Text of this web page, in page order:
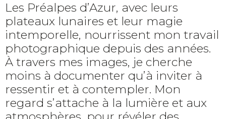
Les Préalpes d’Azur, avec leurs
plateaux lunaires et leur magie
intemporelle, nourrissent mon travail
photographique depuis des années.
À travers mes images, je cherche
moins à documenter qu’à inviter à
ressentir et à contempler. Mon
regard s’attache à la lumière et aux